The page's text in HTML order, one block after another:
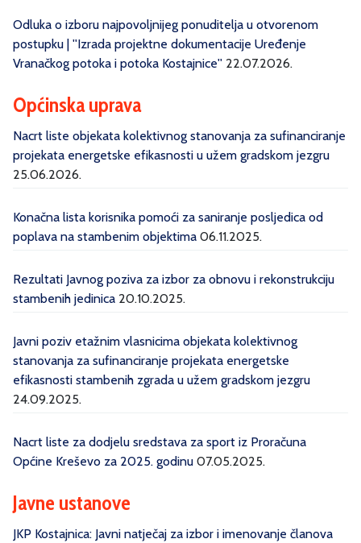
Odluka o izboru najpovoljnijeg ponuditelja u otvorenom
postupku | ''Izrada projektne dokumentacije Uređenje
Vranačkog potoka i potoka Kostajnice'' 22.07.2026.
Općinska uprava
Nacrt liste objekata kolektivnog stanovanja za sufinanciranje
projekata energetske efikasnosti u užem gradskom jezgru
25.06.2026.
Konačna lista korisnika pomoći za saniranje posljedica od
poplava na stambenim objektima 06.11.2025.
Rezultati Javnog poziva za izbor za obnovu i rekonstrukciju
stambenih jedinica 20.10.2025.
Javni poziv etažnim vlasnicima objekata kolektivnog
stanovanja za sufinanciranje projekata energetske
efikasnosti stambenih zgrada u užem gradskom jezgru
24.09.2025.
Nacrt liste za dodjelu sredstava za sport iz Proračuna
Općine Kreševo za 2025. godinu 07.05.2025.
Javne ustanove
JKP Kostajnica: Javni natječaj za izbor i imenovanje članova